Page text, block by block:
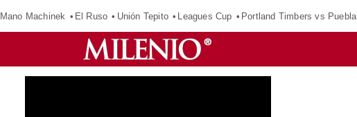
Mano Machinek El Ruso Unión Tepito Leagues Cup Portland Timbers vs Puebla